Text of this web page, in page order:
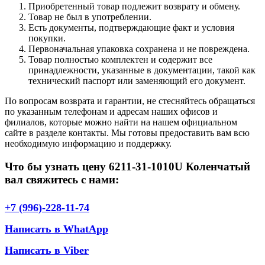
Приобретенный товар подлежит возврату и обмену.
Товар не был в употреблении.
Есть документы, подтверждающие факт и условия
покупки.
Первоначальная упаковка сохранена и не повреждена.
Товар полностью комплектен и содержит все
принадлежности, указанные в документации, такой как
технический паспорт или заменяющий его документ.
По вопросам возврата и гарантии, не стесняйтесь обращаться
по указанным телефонам и адресам наших офисов и
филиалов, которые можно найти на нашем официальном
сайте в разделе контакты. Мы готовы предоставить вам всю
необходимую информацию и поддержку.
Что бы узнать цену 6211-31-1010U Коленчатый
вал свяжитесь с нами:
+7 (996)-228-11-74
Написать в WhatApp
Написать в Viber